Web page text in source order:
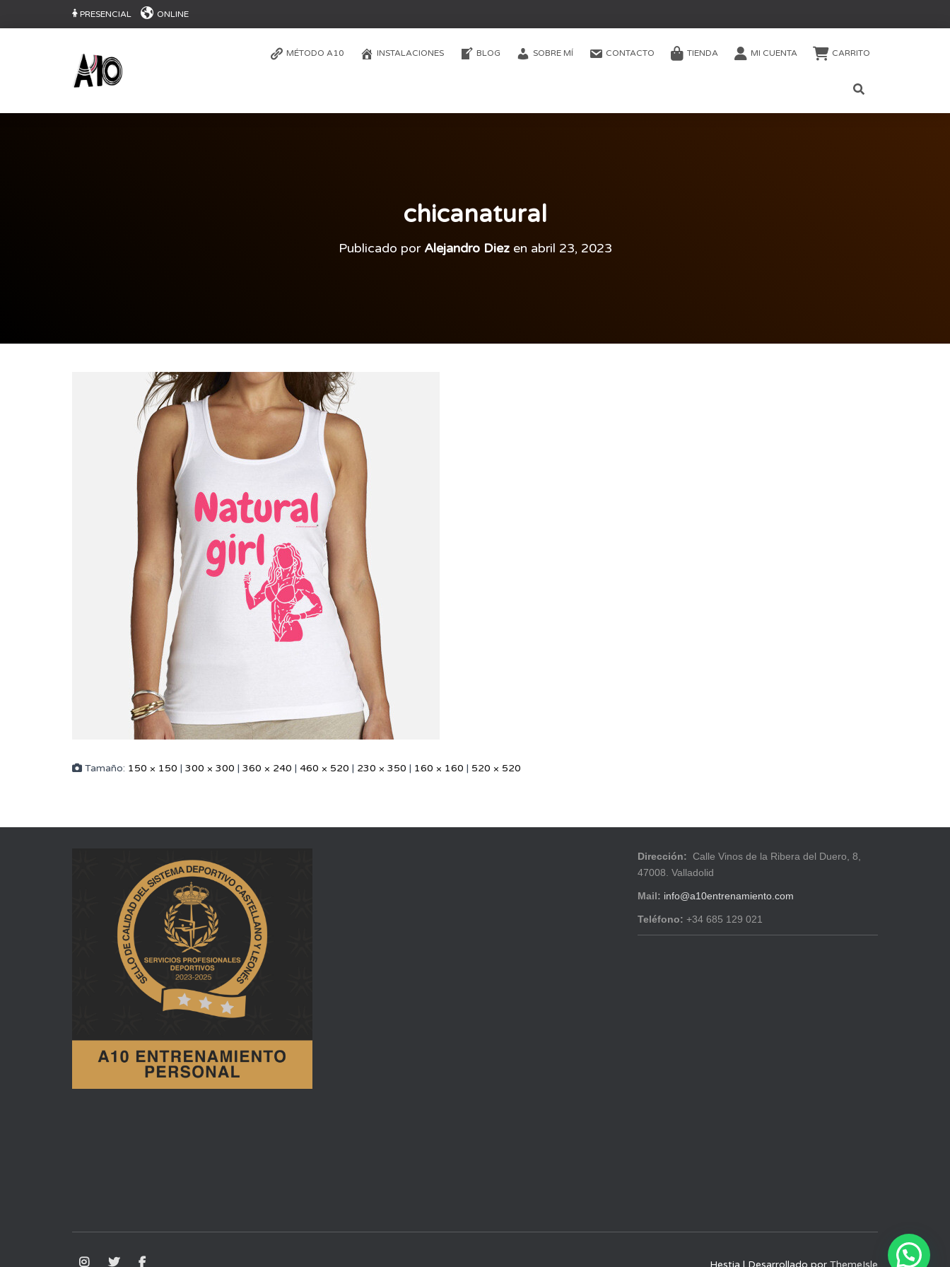
PRESENCIAL ONLINE
MÉTODO A10 INSTALACIONES BLOG SOBRE MÍ CONTACTO TIENDA MI CUENTA CARRITO
chicanatural
Publicado por Alejandro Diezen abril 23, 2023
Tamaño: 150 × 150 | 300 × 300 | 360 × 240 | 460 × 520 | 230 × 350 | 160 × 160 | 520 × 520
Dirección: Calle Vinos de la Ribera del Duero, 8,
47008. Valladolid
Mail: info@a10entrenamiento.com
Teléfono: +34 685 129 021
Hestia | Desarrollado por ThemeIsle